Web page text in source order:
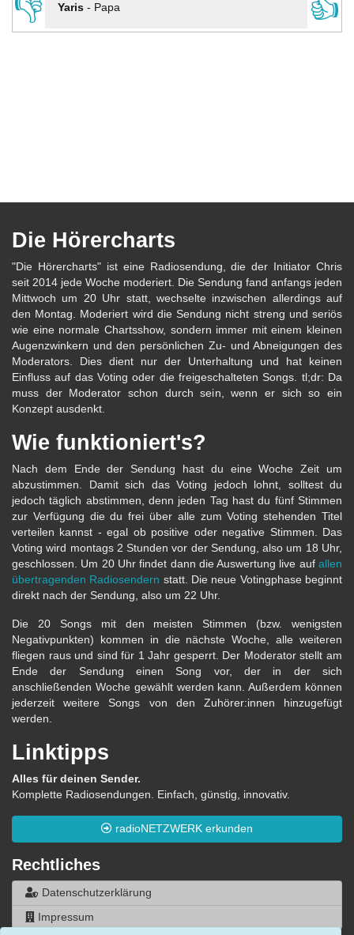
👎
Yaris- Papa 👍
Die Hörercharts
"Die Hörercharts" ist eine Radiosendung, die der Initiator Chris
seit 2014 jede Woche moderiert. Die Sendung fand anfangs jeden
Mittwoch um 20 Uhr statt, wechselte inzwischen allerdings auf
den Montag. Moderiert wird die Sendung nicht streng und seriös
wie eine normale Chartsshow, sondern immer mit einem kleinen
Augenzwinkern und den persönlichen Zu- und Abneigungen des
Moderators. Dies dient nur der Unterhaltung und hat keinen
Einfluss auf das Voting oder die freigeschalteten Songs. tl;dr: Da
muss der Moderator schon durch sein, wenn er sich so ein
Konzept ausdenkt.
Wie funktioniert's?
Nach dem Ende der Sendung hast du eine Woche Zeit um
abzustimmen. Damit sich das Voting jedoch lohnt, solltest du
jedoch täglich abstimmen, denn jeden Tag hast du fünf Stimmen
zur Verfügung die du frei über alle zum Voting stehenden Titel
verteilen kannst - egal ob positive oder negative Stimmen. Das
Voting wird montags 2 Stunden vor der Sendung, also um 18 Uhr,
geschlossen. Um 20 Uhr findet dann die Auswertung live auf allen
übertragenden Radiosendern statt. Die neue Votingphase beginnt
direkt nach der Sendung, also um 22 Uhr.
Die 20 Songs mit den meisten Stimmen (bzw. wenigsten
Negativpunkten) kommen in die nächste Woche, alle weiteren
fliegen raus und sind für 1 Jahr gesperrt. Der Moderator stellt am
Ende der Sendung einen Song vor, der in der sich
anschließenden Woche gewählt werden kann. Außerdem können
jederzeit weitere Songs von den Zuhörer:innen hinzugefügt
werden.
Linktipps
Alles für deinen Sender.
Komplette Radiosendungen. Einfach, günstig, innovativ.
radioNETZWERK erkunden
Rechtliches
Datenschutzerklärung
Impressum